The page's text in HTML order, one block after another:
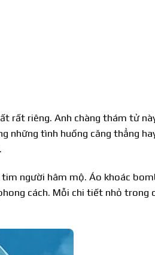
rất riêng. Anh chàng thám tử
những tình huống căng thẳng
người hâm mộ. Áo khoác
cách. Mỗi chi tiết nhỏ trong